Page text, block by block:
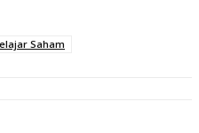
Saham